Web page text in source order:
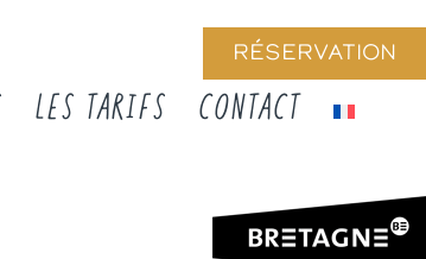
RÉSERVATION
LES TARIFS CONTACT